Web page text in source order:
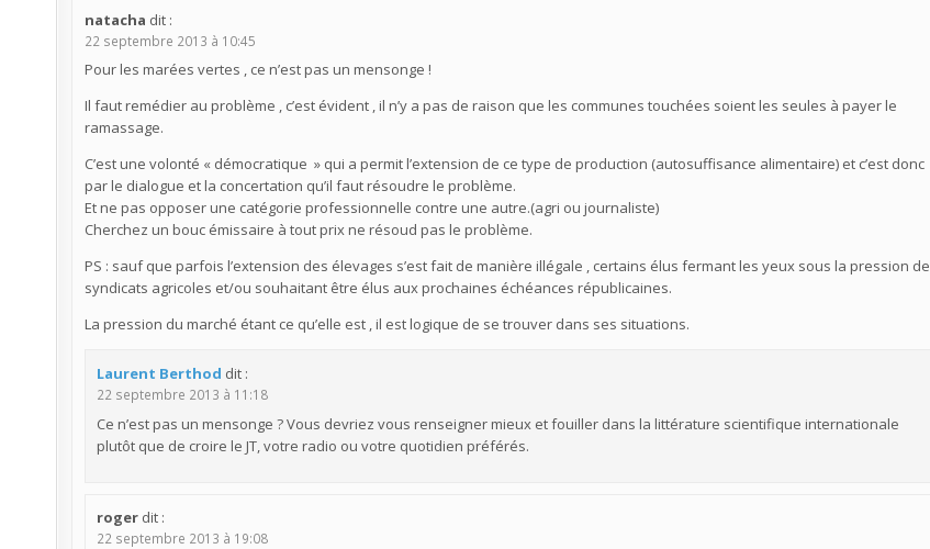
natacha dit :
22 septembre 2013 à 10:45
Pour les marées vertes , ce n’est pas un mensonge !
Il faut remédier au problème , c’est évident , il n’y a pas de raison que les communes touchées soient les seules à payer le
ramassage.
C’est une volonté « démocratique » qui a permit l’extension de ce type de production (autosuffisance alimentaire) et c’est donc
par le dialogue et la concertation qu’il faut résoudre le problème.
Et ne pas opposer une catégorie professionnelle contre une autre.(agri ou journaliste)
Cherchez un bouc émissaire à tout prix ne résoud pas le problème.
PS : sauf que parfois l’extension des élevages s’est fait de manière illégale , certains élus fermant les yeux sous la pression de
syndicats agricoles et/ou souhaitant être élus aux prochaines échéances républicaines.
La pression du marché étant ce qu’elle est , il est logique de se trouver dans ses situations.
Laurent Berthod dit :
22 septembre 2013 à 11:18
Ce n’est pas un mensonge ? Vous devriez vous renseigner mieux et fouiller dans la littérature scientifique internationale
plutôt que de croire le JT, votre radio ou votre quotidien préférés.
roger dit :
22 septembre 2013 à 19:08